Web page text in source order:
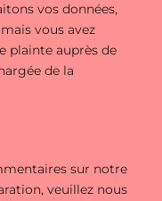
vos données,
vous avez
plainte auprès de
de la
sur notre
veuillez nous